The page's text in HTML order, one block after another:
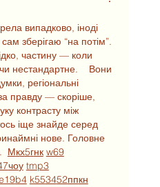
випадково, іноді
зберігаю “на потім”.
частину — коли
нестандартне.    Вони
регіональні
правду — скоріше,
контрасту між
іще знайде серед
нове. Головне
Мкх5гнк w69
чоу tmp3
b4 k553452ппкн